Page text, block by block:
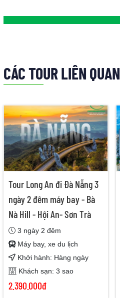
CÁC TOUR LIÊN QUAN
Tour Long An đi Đà Nẵng 3
ngày 2 đêm máy bay - Bà
Nà Hill - Hội An- Sơn Trà
3 ngày 2 đêm
Máy bay, xe du lịch
Khởi hành: Hàng ngày
Khách sạn: 3 sao
2.390.000đ